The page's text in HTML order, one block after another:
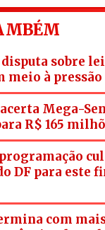
sobre
meio à
Mega-
R$ 165
DF para este
com